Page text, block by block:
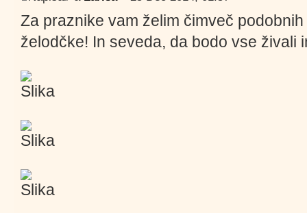
Za praznike vam želim čimveč
želodčke! In seveda, da bodo vse živali